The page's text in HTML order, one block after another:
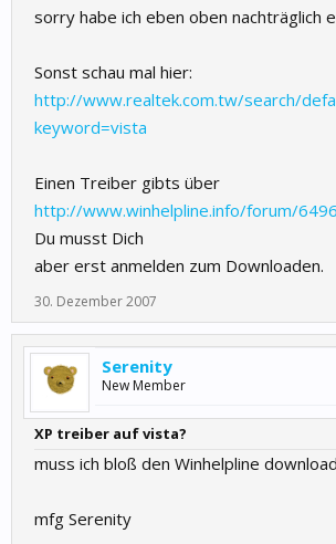
sorry habe ich eben oben nachträglich
Sonst schau mal hier:
http://www.realtek.com.tw/search/
keyword=vista
Einen Treiber gibts über
http://www.winhelpline.info/forum/
Du musst Dich
aber erst anmelden zum Downloaden.
30. Dezember 2007
Serenity
New Member
XP treiber auf vista?
muss ich bloß den Winhelpline
mfg Serenity